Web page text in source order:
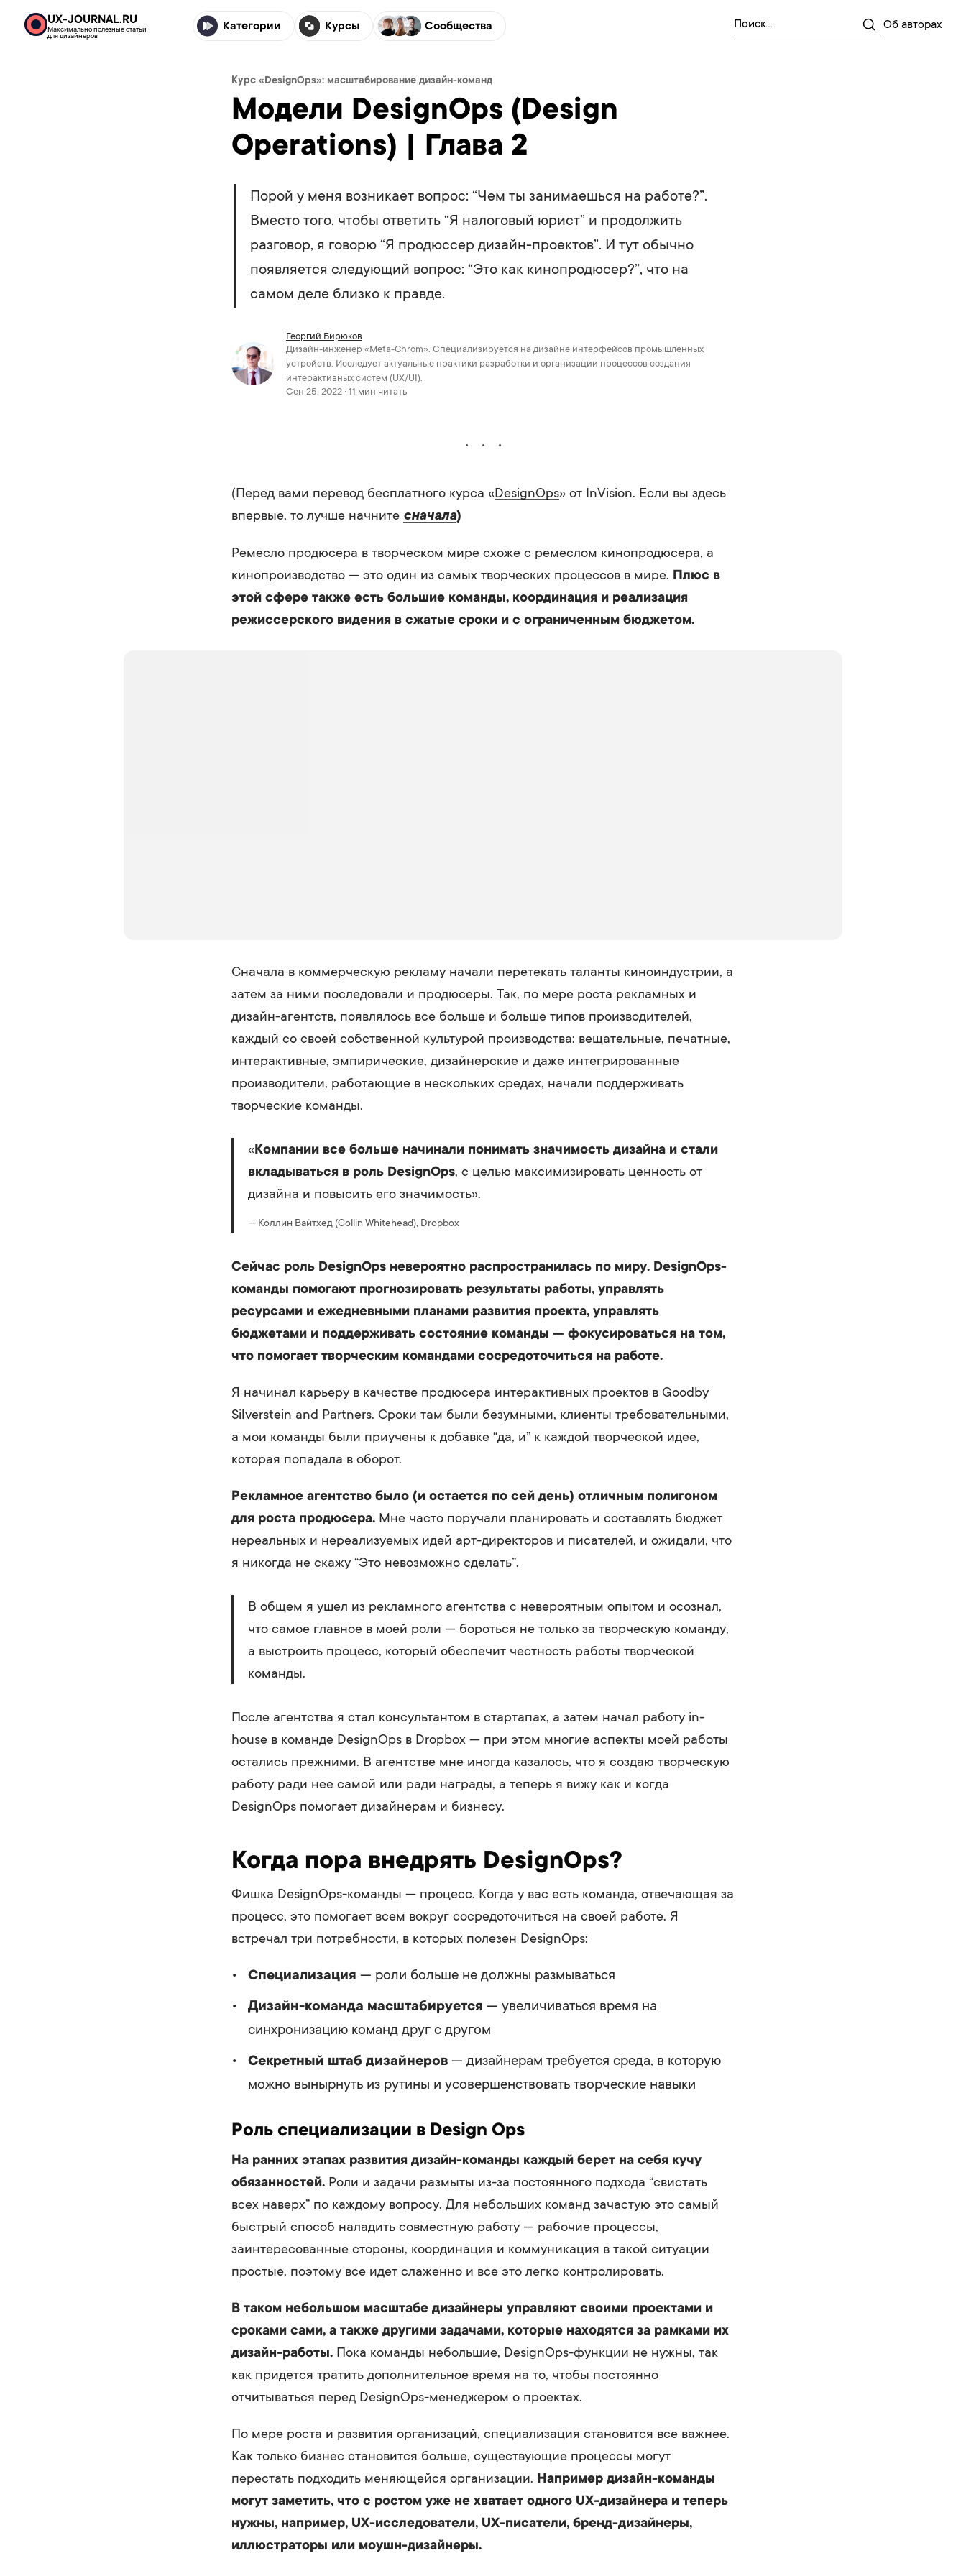
UX-JOURNAL.RU
Максимально полезные статьи
для дизайнеров
Категории Курсы Сообщества Об авторах
Курс «DesignOps»: масштабирование дизайн-команд
Модели DesignOps (Design
Operations) | Глава 2
Порой у меня возникает вопрос: “Чем ты занимаешься на работе?”.
Вместо того, чтобы ответить “Я налоговый юрист” и продолжить
разговор, я говорю “Я продюссер дизайн-проектов”. И тут обычно
появляется следующий вопрос: “Это как кинопродюсер?”, что на
самом деле близко к правде.
Георгий Бирюков
Дизайн-инженер «Meta-Chrom». Специализируется на дизайне интерфейсов промышленных
устройств. Исследует актуальные практики разработки и организации процессов создания
интерактивных систем (UX/UI).
Сен 25, 2022 · 11 мин читать
(Перед вами перевод бесплатного курса «DesignOps» от InVision. Если вы здесь
впервые, то лучше начните сначала)
Ремесло продюсера в творческом мире схоже с ремеслом кинопродюсера, а
кинопроизводство — это один из самых творческих процессов в мире. Плюс в
этой сфере также есть большие команды, координация и реализация
режиссерского видения в сжатые сроки и с ограниченным бюджетом.
Сначала в коммерческую рекламу начали перетекать таланты киноиндустрии, а
затем за ними последовали и продюсеры. Так, по мере роста рекламных и
дизайн-агентств, появлялось все больше и больше типов производителей,
каждый со своей собственной культурой производства: вещательные, печатные,
интерактивные, эмпирические, дизайнерские и даже интегрированные
производители, работающие в нескольких средах, начали поддерживать
творческие команды.
«Компании все больше начинали понимать значимость дизайна и стали
вкладываться в роль DesignOps, с целью максимизировать ценность от
дизайна и повысить его значимость».
— Коллин Вайтхед (Collin Whitehead), Dropbox
Сейчас роль DesignOps невероятно распространилась по миру. DesignOps-
команды помогают прогнозировать результаты работы, управлять
ресурсами и ежедневными планами развития проекта, управлять
бюджетами и поддерживать состояние команды — фокусироваться на том,
что помогает творческим командами сосредоточиться на работе.
Я начинал карьеру в качестве продюсера интерактивных проектов в Goodby
Silverstein and Partners. Сроки там были безумными, клиенты требовательными,
а мои команды были приучены к добавке “да, и” к каждой творческой идее,
которая попадала в оборот.
Рекламное агентство было (и остается по сей день) отличным полигоном
для роста продюсера. Мне часто поручали планировать и составлять бюджет
нереальных и нереализуемых идей арт-директоров и писателей, и ожидали, что
я никогда не скажу “Это невозможно сделать”.
В общем я ушел из рекламного агентства с невероятным опытом и осознал,
что самое главное в моей роли — бороться не только за творческую команду,
а выстроить процесс, который обеспечит честность работы творческой
команды.
После агентства я стал консультантом в стартапах, а затем начал работу in-
house в команде DesignOps в Dropbox — при этом многие аспекты моей работы
остались прежними. В агентстве мне иногда казалось, что я создаю творческую
работу ради нее самой или ради награды, а теперь я вижу как и когда
DesignOps помогает дизайнерам и бизнесу.
Когда пора внедрять DesignOps?
Фишка DesignOps-команды — процесс. Когда у вас есть команда, отвечающая за
процесс, это помогает всем вокруг сосредоточиться на своей работе. Я
встречал три потребности, в которых полезен DesignOps:
Специализация — роли больше не должны размываться
Дизайн-команда масштабируется — увеличиваться время на
синхронизацию команд друг с другом
Секретный штаб дизайнеров — дизайнерам требуется среда, в которую
можно вынырнуть из рутины и усовершенствовать творческие навыки
Роль специализации в Design Ops
На ранних этапах развития дизайн-команды каждый берет на себя кучу
обязанностей. Роли и задачи размыты из-за постоянного подхода “свистать
всех наверх” по каждому вопросу. Для небольших команд зачастую это самый
быстрый способ наладить совместную работу — рабочие процессы,
заинтересованные стороны, координация и коммуникация в такой ситуации
простые, поэтому все идет слаженно и все это легко контролировать.
В таком небольшом масштабе дизайнеры управляют своими проектами и
сроками сами, а также другими задачами, которые находятся за рамками их
дизайн-работы. Пока команды небольшие, DesignOps-функции не нужны, так
как придется тратить дополнительное время на то, чтобы постоянно
отчитываться перед DesignOps-менеджером о проектах.
По мере роста и развития организаций, специализация становится все важнее.
Как только бизнес становится больше, существующие процессы могут
перестать подходить меняющейся организации. Например дизайн-команды
могут заметить, что с ростом уже не хватает одного UX-дизайнера и теперь
нужны, например, UX-исследователи, UX-писатели, бренд-дизайнеры,
иллюстраторы или моушн-дизайнеры.